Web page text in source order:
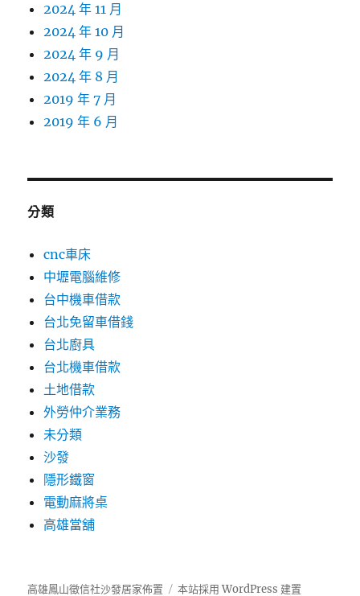
2024 年 11 月
2024 年 10 月
2024 年 9 月
2024 年 8 月
2019 年 7 月
2019 年 6 月
分類
cnc車床
中壢電腦維修
台中機車借款
台北免留車借錢
台北廚具
台北機車借款
土地借款
外勞仲介業務
未分類
沙發
隱形鐵窗
電動麻將桌
高雄當舖
高雄鳳山徵信社沙發居家佈置 本站採用 WordPress 建置